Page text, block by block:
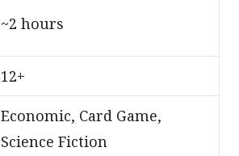
~2 hours
12+
Economic, Card Game,
Science Fiction